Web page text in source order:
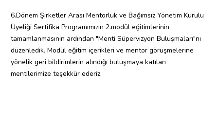
6.Dönem Şirketler Arası Mentorluk ve Bağımsız Yönetim Kurulu
Üyeliği Sertifika Programımızın 2.modül eğitimlerinin
tamamlanmasının ardından "Menti Süpervizyon Buluşmaları"nı
düzenledik. Modül eğitim içerikleri ve mentor görüşmelerine
yönelik geri bildirimlerin alındığı buluşmaya katılan
mentilerimize teşekkür ederiz.